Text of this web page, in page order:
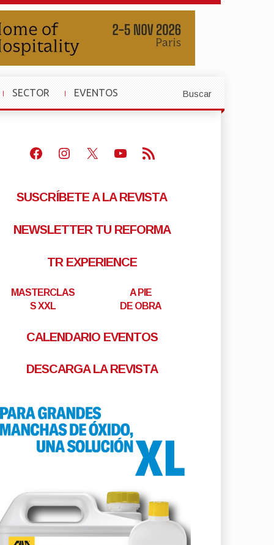
SECTOR
»
EVENTOS
»
Buscar
Facebook
Instagram
X Youtube
Feed RSS
SUSCRÍBETE A LA REVISTA
NEWSLETTER TU REFORMA
TR EXPERIENCE
MASTERCLAS
S XXL
A PIE
DE OBRA
CALENDARIO EVENTOS
DESCARGA LA REVISTA